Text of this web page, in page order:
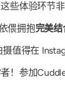
些体验环节
偎拥抱完美结
摄值得在
！参加